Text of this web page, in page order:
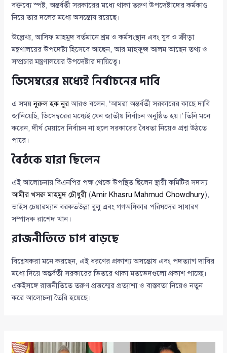
বক্তব্যে স্পষ্ট, অন্তর্বর্তী সরকারের মধ্যে থাকা তরুণ উপদেষ্টাদের কর্মকাণ্ড
নিয়ে তার দলের মধ্যে অসন্তোষ রয়েছে।
উল্লেখ্য, আসিফ মাহমুদ বর্তমানে শ্রম ও কর্মসংস্থান এবং যুব ও ক্রীড়া
মন্ত্রণালয়ের উপদেষ্টা হিসেবে আছেন, আর মাহফুজ আলম আছেন তথ্য ও
সম্প্রচার মন্ত্রণালয়ের উপদেষ্টার দায়িত্বে।
ডিসেম্বরের মধ্যেই নির্বাচনের দাবি
এ সময়নুরুল হক নুরআরও বলেন, ‘আমরা অন্তর্বর্তী সরকারের কাছে দাবি
জানিয়েছি, ডিসেম্বরের মধ্যেই যেন জাতীয় নির্বাচন অনুষ্ঠিত হয়।’ তিনি মনে
করেন, দীর্ঘ মেয়াদে নির্বাচন না হলে সরকারের বৈধতা নিয়েও প্রশ্ন উঠতে
পারে।
বৈঠকে যারা ছিলেন
এই আলোচনায় বিএনপির পক্ষ থেকে উপস্থিত ছিলেন স্থায়ী কমিটির সদস্য
আমীর খসরু মাহমুদ চৌধুরী (Amir Khasru Mahmud Chowdhury),
ভাইস চেয়ারম্যান বরকতউল্লা বুলু এবং গণঅধিকার পরিষদের সাধারণ
সম্পাদক রাশেদ খান।
রাজনীতিতে চাপ বাড়ছে
বিশ্লেষকরা মনে করছেন, এই ধরণের প্রকাশ্য অসন্তোষ এবং পদত্যাগ দাবির
মধ্যে দিয়ে অন্তর্বর্তী সরকারের ভিতরে থাকা মতভেদগুলো প্রকাশ পাচ্ছে।
একইসঙ্গে রাজনীতিতে তরুণ প্রজন্মের প্রত্যাশা ও বাস্তবতা নিয়েও নতুন
করে আলোচনা তৈরি হয়েছে।